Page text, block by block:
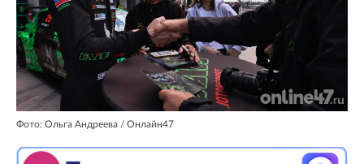
Фото: Ольга Андреева / Онлайн47